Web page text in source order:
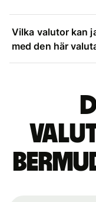
Vilka valutor kan
med den här